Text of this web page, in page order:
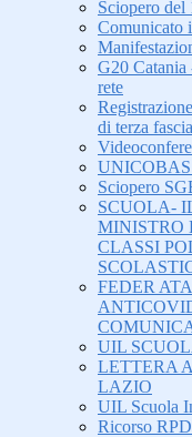
Sciopero del
Comunicato
G20 Catania
rete
di terza
UNICOBAS
Sciopero
SCUOLA-
MINISTRO
CLASSI
FEDER
UIL
LETTERA
LAZIO
UIL Scuola
Ricorso